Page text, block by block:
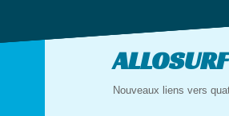
Tuna
ALLOSURF
Nouveaux liens vers